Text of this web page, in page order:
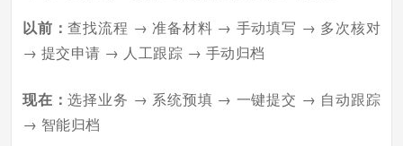
以前：查找流程 → 准备材料 → 手动填写 → 多次核对
→ 提交申请 → 人工跟踪 → 手动归档
现在：选择业务 → 系统预填 → 一键提交 → 自动跟踪
→ 智能归档